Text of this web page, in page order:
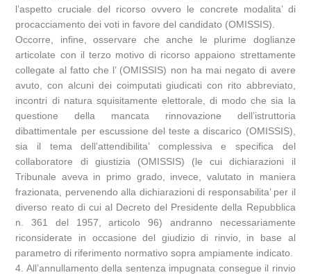
l’aspetto cruciale del ricorso ovvero le concrete modalita’ di
procacciamento dei voti in favore del candidato (OMISSIS).
Occorre, infine, osservare che anche le plurime doglianze
articolate con il terzo motivo di ricorso appaiono strettamente
collegate al fatto che l’ (OMISSIS) non ha mai negato di avere
avuto, con alcuni dei coimputati giudicati con rito abbreviato,
incontri di natura squisitamente elettorale, di modo che sia la
questione della mancata rinnovazione dell’istruttoria
dibattimentale per escussione del teste a discarico (OMISSIS),
sia il tema dell’attendibilita’ complessiva e specifica del
collaboratore di giustizia (OMISSIS) (le cui dichiarazioni il
Tribunale aveva in primo grado, invece, valutato in maniera
frazionata, pervenendo alla dichiarazioni di responsabilita’ per il
diverso reato di cui al Decreto del Presidente della Repubblica
n. 361 del 1957, articolo 96) andranno necessariamente
riconsiderate in occasione del giudizio di rinvio, in base al
parametro di riferimento normativo sopra ampiamente indicato.
4. All’annullamento della sentenza impugnata consegue il rinvio